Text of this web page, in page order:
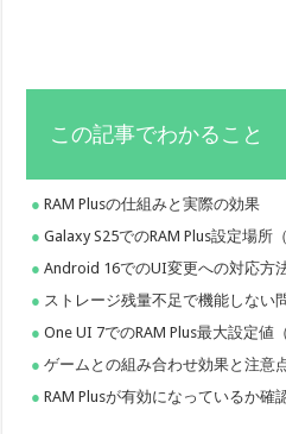
この記事でわかること
RAM Plusの仕組みと実際の効果
Galaxy S25でのRAM Plus設定場所
Android 16でのUI変更への対応方
ストレージ残量不足で機能しない
One UI 7でのRAM Plus最大設定値
ゲームとの組み合わせ効果と注意
RAM Plusが有効になっているか確